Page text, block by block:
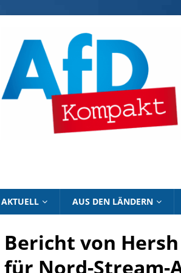
AKTUELL AUS DEN LÄNDERN
Bericht von
für Nord-Stream-